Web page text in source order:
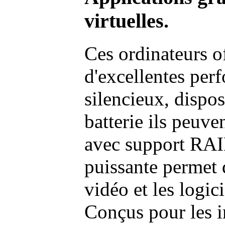
virtuelles.
Ces ordinateurs
d'excellentes
silencieux,
batterie ils
avec support
puissante permet
vidéo et les
Conçus pour les